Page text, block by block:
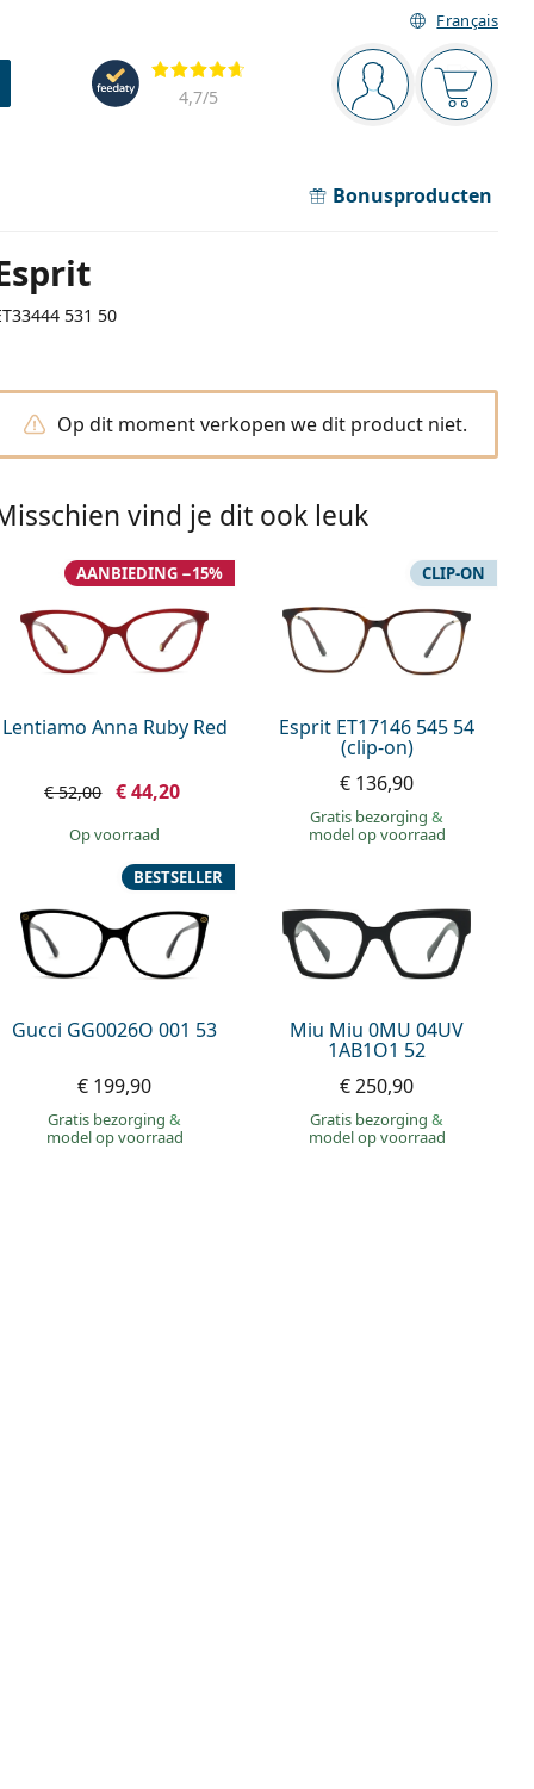
Français
Navigatie
Je bent ingelogd
Jouw
Beoordelingen
4,7/5
Bonusproducten
531 50
Op dit moment verkopen we dit product niet.
vind je dit ook leuk
Lentiamo Anna Ruby Red
AANBIEDING −15%
€ 52,00 € 44,20
op voorraad
Esprit ET17146 545 54
(clip-on)
CLIP-ON
€ 136,90
Gratis bezorging&
model op voorraad
Gucci GG0026O 001 53
BESTSELLER
€ 199,90
Gratis bezorging&
model op voorraad
Miu Miu 0MU 04UV
1AB1O1 52
€ 250,90
Gratis bezorging&
model op voorraad